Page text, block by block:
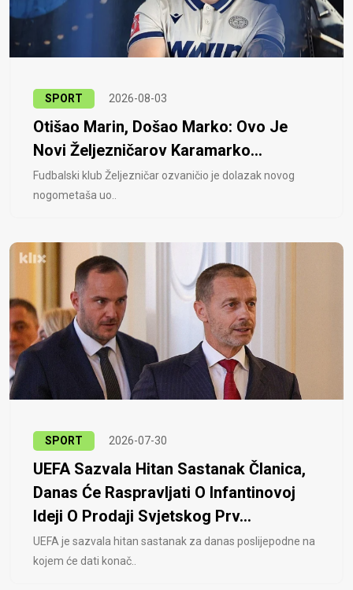
SPORT 2026-08-03
Otišao Marin, Došao Marko: Ovo Je
Novi Željezničarov Karamarko...
Fudbalski klub Željezničar ozvaničio je dolazak novog
nogometaša uo..
SPORT 2026-07-30
UEFA Sazvala Hitan Sastanak Članica,
Danas Će Raspravljati O Infantinovoj
Ideji O Prodaji Svjetskog Prv...
UEFA je sazvala hitan sastanak za danas poslijepodne na
kojem će dati konač..